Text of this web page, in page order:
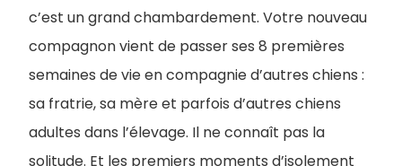
c’est un grand chambardement. Votre nouveau
compagnon vient de passer ses 8 premières
semaines de vie en compagnie d’autres chiens :
sa fratrie, sa mère et parfois d’autres chiens
adultes dans l’élevage. Il ne connaît pas la
solitude. Et les premiers moments d’isolement